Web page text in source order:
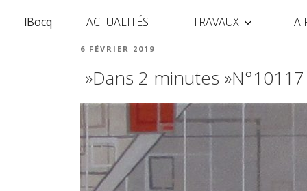
lBocq ACTUALITÉS TRAVAUX A
6 FÉVRIER 2019
»Dans 2 minutes